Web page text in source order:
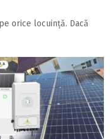
orice locuință. Dacă